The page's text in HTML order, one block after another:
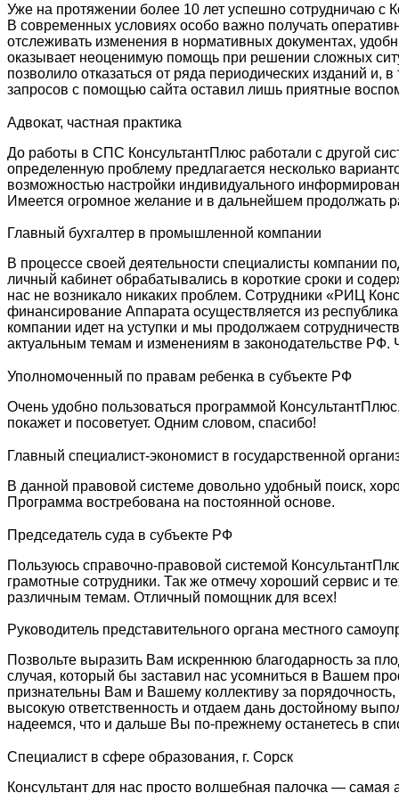
Уже на протяжении более 10 лет успешно сотрудничаю с
В современных условиях особо важно получать
отслеживать изменения в нормативных документах,
оказывает неоценимую помощь при решении сложных
позволило отказаться от ряда периодических изданий
запросов с помощью сайта оставил лишь приятные
Адвокат, частная практика
До работы в СПС КонсультантПлюс работали с другой
определенную проблему предлагается несколько
возможностью настройки индивидуального
Имеется огромное желание и в дальнейшем продолжать
Главный бухгалтер в промышленной компании
В процессе своей деятельности специалисты компании
личный кабинет обрабатывались в короткие сроки и
нас не возникало никаких проблем. Сотрудники «РИЦ
финансирование Аппарата осуществляется из
компании идет на уступки и мы продолжаем
актуальным темам и изменениям в законодательстве РФ.
Уполномоченный по правам ребенка в субъекте РФ
Очень удобно пользоваться программой
покажет и посоветует. Одним словом, спасибо!
Главный специалист-экономист в государственной
В данной правовой системе довольно удобный поиск,
Программа востребована на постоянной основе.
Председатель суда в субъекте РФ
Пользуюсь справочно-правовой системой
грамотные сотрудники. Так же отмечу хороший сервис и
различным темам. Отличный помощник для всех!
Руководитель представительного органа местного
Позвольте выразить Вам искреннюю благодарность за
случая, который бы заставил нас усомниться в Вашем
признательны Вам и Вашему коллективу за
высокую ответственность и отдаем дань достойному
надеемся, что и дальше Вы по-прежнему останетесь в
Специалист в сфере образования, г. Сорск
Консультант для нас просто волшебная палочка —